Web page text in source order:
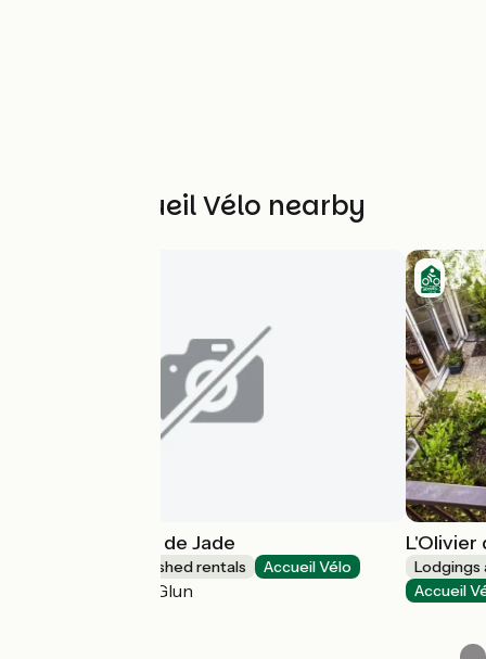
Other Accueil Vélo nearby
Gîte "La Maison de Jade
Lodgings and furnished rentals Accueil Vélo
La Roche-de-Glun
L'Olivier
Lodgings
Accueil